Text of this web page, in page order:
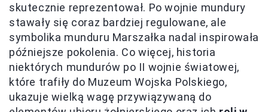
skutecznie reprezentował. Po wojnie mundury
stawały się coraz bardziej regulowane, ale
symbolika munduru Marszałka nadal inspirowała
późniejsze pokolenia. Co więcej, historia
niektórych mundurów po II wojnie światowej,
które trafiły do Muzeum Wojska Polskiego,
ukazuje wielką wagę przywiązywaną do